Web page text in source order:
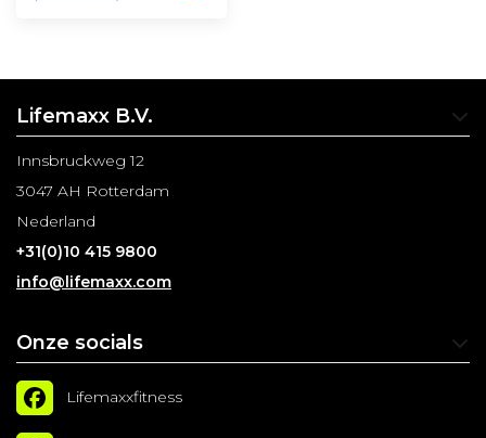
Lifemaxx B.V.
Innsbruckweg 12
3047 AH Rotterdam
Nederland
+31(0)10 415 9800
info@lifemaxx.com
Onze socials
Lifemaxxfitness